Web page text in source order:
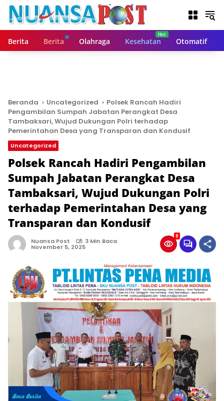
Berita Berita Olahraga Kesehatan Otomatif
Beranda Uncategorized
Polsek Rancah Hadiri
Pengambilan Sumpah Jabatan Perangkat Desa
Tambaksari, Wujud Dukungan Polri terhadap
Pemerintahan Desa yang Transparan dan Kondusif
Uncategorized
Polsek Rancah Hadiri Pengambilan
Sumpah Jabatan Perangkat Desa
Tambaksari, Wujud Dukungan Polri
terhadap Pemerintahan Desa yang
Transparan dan Kondusif
Nuansa Post 3 Min Baca
November 5, 2025
8